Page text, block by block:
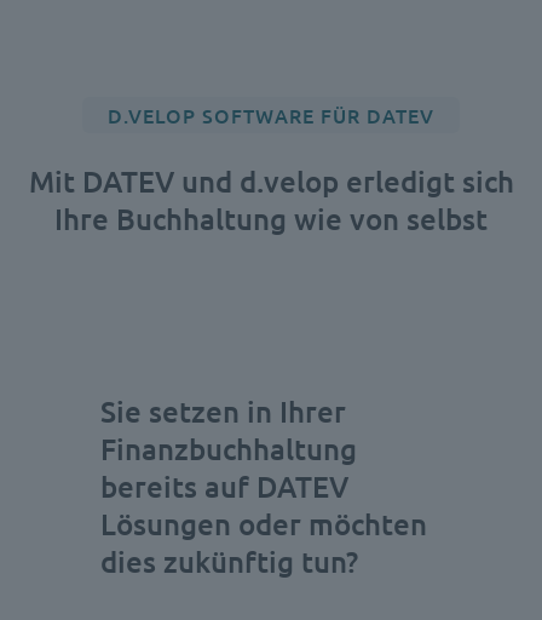
D.VELOP SOFTWARE FÜR DATEV
Mit DATEV und d.velop erledigt sich
Ihre Buchhaltung wie von selbst
Sie setzen in Ihrer
Finanzbuchhaltung
bereits auf DATEV
Lösungen oder möchten
dies zukünftig tun?